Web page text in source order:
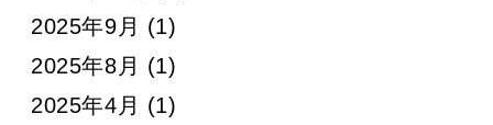
2025年9月 (1)
2025年8月 (1)
2025年4月 (1)